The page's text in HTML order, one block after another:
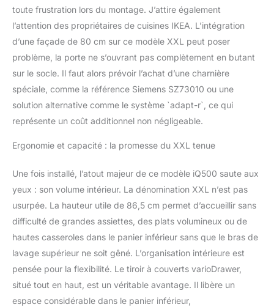
supérieur réglable en
hauteur et flexComfort :
la combinaison du
système rackMatic à 3
voies et des paniers
FlexComfort rend votre
lave-vaisselle
particulièrement
spacieux. Réglez le
en un tour de main,
Verres sensibles en toute
verre. Zéolite Sec :
séchage parfait à 20 %
de consommation
d'énergie en moins. Ce
lave-vaisselle zéolite
garantit des résultats de
séchage impeccables,
même avec des plats en
plastique difficiles à
toute frustration lors du montage. J’attire également
l’attention des propriétaires de cuisines IKEA. L’intégration
d’une façade de 80 cm sur ce modèle XXL peut poser
problème, la porte ne s’ouvrant pas complètement en butant
sur le socle. Il faut alors prévoir l’achat d’une charnière
spéciale, comme la référence Siemens SZ73010 ou une
solution alternative comme le système `adapt-r`, ce qui
représente un coût additionnel non négligeable.
Ergonomie et capacité : la promesse du XXL tenue
Une fois installé, l’atout majeur de ce modèle iQ500 saute aux
yeux : son volume intérieur. La dénomination XXL n’est pas
usurpée. La hauteur utile de 86,5 cm permet d’accueillir sans
difficulté de grandes assiettes, des plats volumineux ou de
hautes casseroles dans le panier inférieur sans que le bras de
lavage supérieur ne soit gêné. L’organisation intérieure est
pensée pour la flexibilité. Le tiroir à couverts varioDrawer,
situé tout en haut, est un véritable avantage. Il libère un
espace considérable dans le panier inférieur,